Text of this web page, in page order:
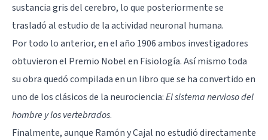
sustancia gris del cerebro, lo que posteriormente se
trasladó al estudio de la actividad neuronal humana.
Por todo lo anterior, en el año 1906 ambos investigadores
obtuvieron el Premio Nobel en Fisiología. Así mismo toda
su obra quedó compilada en un libro que se ha convertido en
uno de los clásicos de la neurociencia:El sistema nervioso del
hombre y los vertebrados.
Finalmente, aunque Ramón y Cajal no estudió directamente